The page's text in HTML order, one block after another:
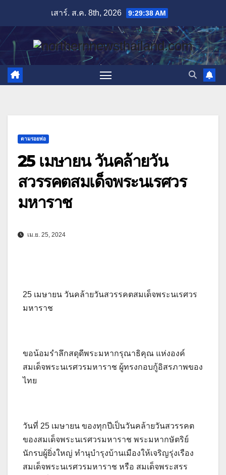
content
เสาร์. ส.ค. 8th, 2026 9:29:40 AM
ตามรอยพ่อ
25 เมษายน วันคล้ายวัน
สวรรคตสมเด็จพระนเรศวร
มหาราช
เม.ย. 25, 2024
25 เมษายน วันคล้ายวันสวรรคตสมเด็จพระนเรศวร
มหาราช
ขอน้อมรำลึกสดุดีพระมหากรุณาธิคุณ แห่งองค์
สมเด็จพระนเรศวรมหาราช ผู้ทรงกอบกู้อิสรภาพของ
ไทย
วันที่ 25 เมษายน ของทุกปีเป็นวันคล้ายวันสวรรคต
ของสมเด็จพระนเรศวรมหาราช พระมหากษัตริย์
นักรบผู้ยิ่งใหญ่ ทำนุบำรุงบ้านเมืองให้เจริญรุ่งเรือง
สมเด็จพระนเรศวรมหาราช หรือ สมเด็จพระสรร